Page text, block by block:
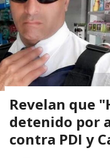
Revelan que
detenido por
contra PDI y